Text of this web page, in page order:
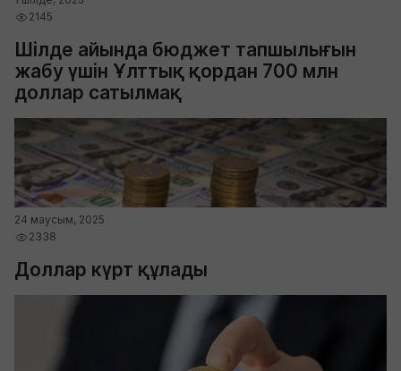
2145
Шілде айында бюджет тапшылығын
жабу үшін Ұлттық қордан 700 млн
доллар сатылмақ
24 маусым, 2025
2338
Доллар күрт құлады